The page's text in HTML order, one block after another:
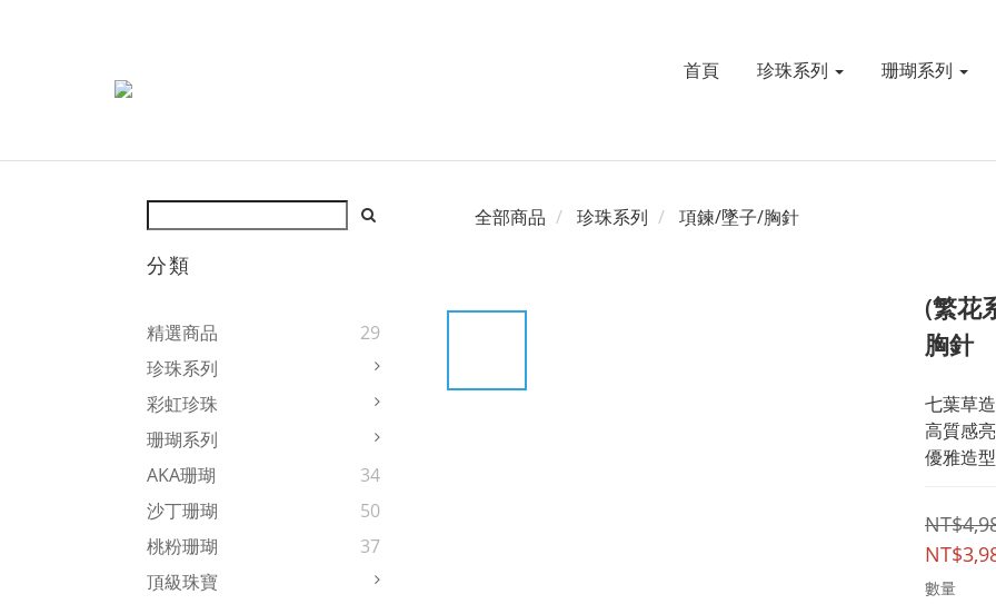
首頁 珍珠系列 珊瑚系列
分類
精選商品
29
珍珠系列
彩虹珍珠
珊瑚系列
AKA珊瑚
34
沙丁珊瑚
50
桃粉珊瑚
37
頂級珠寶
全部商品 珍珠系列 項鍊/墜子/胸針
(繁花
胸針
七葉草
高質感
優雅造
數量